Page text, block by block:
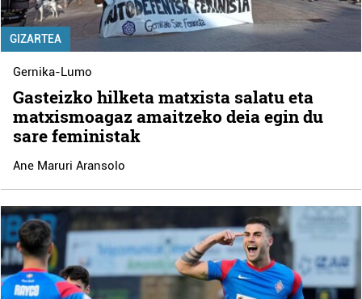
GIZARTEA
Gernika-Lumo
Gasteizko hilketa matxista salatu eta
matxismoagaz amaitzeko deia egin du
sare feministak
Ane Maruri Aransolo